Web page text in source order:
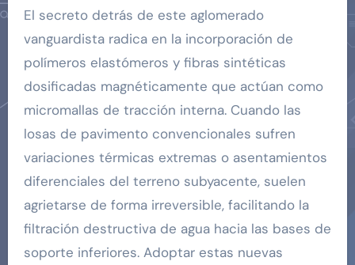
El secreto detrás de este aglomerado
vanguardista radica en la incorporación de
polímeros elastómeros y fibras sintéticas
dosificadas magnéticamente que actúan como
micromallas de tracción interna. Cuando las
losas de pavimento convencionales sufren
variaciones térmicas extremas o asentamientos
diferenciales del terreno subyacente, suelen
agrietarse de forma irreversible, facilitando la
filtración destructiva de agua hacia las bases de
soporte inferiores. Adoptar estas nuevas